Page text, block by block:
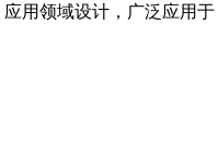
应用领域设计，广泛应用于